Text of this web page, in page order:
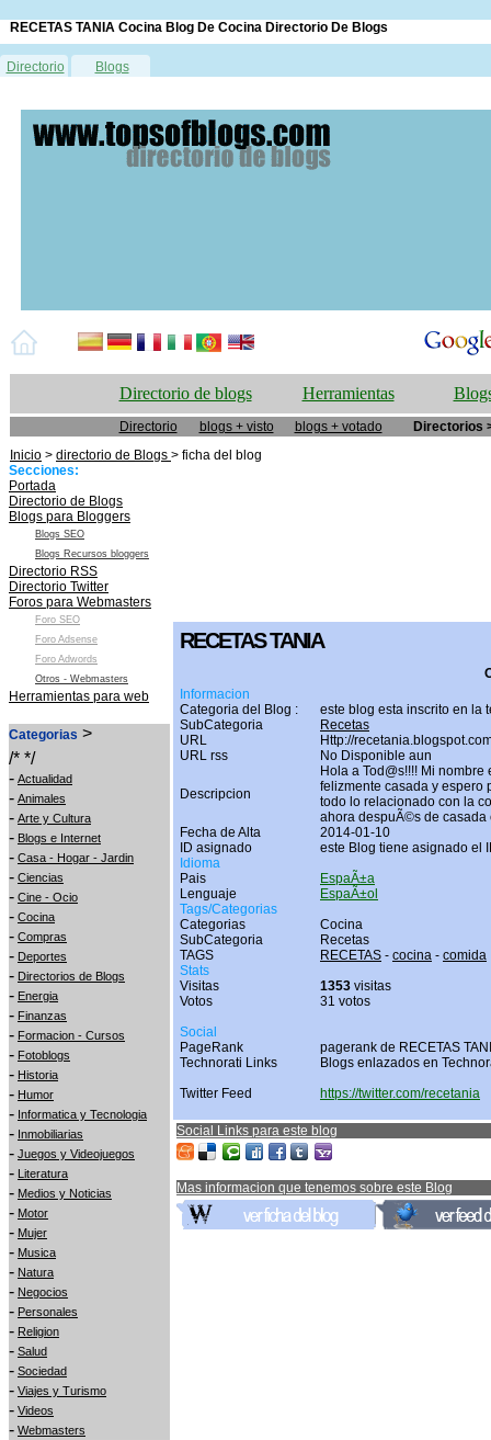
RECETAS TANIA Cocina Blog De Cocina Directorio De Blogs
Directorio Blogs
Directorio de blogs Herramientas
Directorio blogs + visto blogs + votado
Directorios
Inicio > directorio de Blogs > ficha del blog
Secciones:
Portada
Directorio de Blogs
Blogs para Bloggers
Blogs SEO
Blogs Recursos bloggers
Directorio RSS
Directorio Twitter
Foros para Webmasters
Foro SEO
Foro Adsense
Foro Adwords
Otros - Webmasters
Herramientas para web
Categorias >
/* */
- Actualidad
- Animales
- Arte y Cultura
- Blogs e Internet
- Casa - Hogar - Jardin
- Ciencias
- Cine - Ocio
- Cocina
- Compras
- Deportes
- Directorios de Blogs
- Energia
- Finanzas
- Formacion - Cursos
- Fotoblogs
- Historia
- Humor
- Informatica y Tecnologia
- Inmobiliarias
- Juegos y Videojuegos
- Literatura
- Medios y Noticias
- Motor
- Mujer
- Musica
- Natura
- Negocios
- Personales
- Religion
- Salud
- Sociedad
- Viajes y Turismo
- Videos
- Webmasters
RECETAS TANIA
Informacion
Categoria del Blog :
este blog esta inscrito en la
SubCategoria
Recetas
URL
Http://
URL rss
No Disponible aun
Descripcion
Hola a Tod@s!!!! Mi
felizmente casada y espero
todo lo relacionado con la
ahora despuÃ©s de casada
Fecha de Alta
2014-01-10
ID asignado
este Blog tiene asignado el
Idioma
Pais
EspaÃ±a
Lenguaje
EspaÃ±ol
Tags/Categorias
Categorias
Cocina
SubCategoria
Recetas
TAGS
RECETAS - cocina - comida
Stats
Visitas
1353 visitas
Votos
31 votos
Social
PageRank
pagerank de RECETAS
Technorati Links
Blogs enlazados en
Twitter Feed
https://twitter.com/recetania
Social Links para este blog
Mas informacion que tenemos sobre este Blog